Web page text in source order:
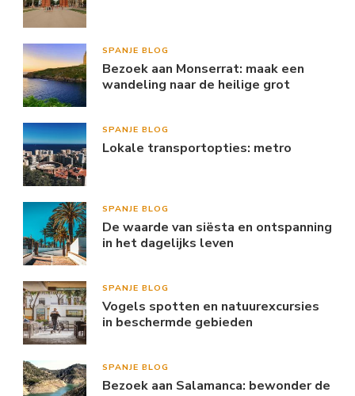
SPANJE BLOG
Bezoek aan Monserrat: maak een
wandeling naar de heilige grot
SPANJE BLOG
Lokale transportopties: metro
SPANJE BLOG
De waarde van siësta en ontspanning
in het dagelijks leven
SPANJE BLOG
Vogels spotten en natuurexcursies
in beschermde gebieden
SPANJE BLOG
Bezoek aan Salamanca: bewonder de